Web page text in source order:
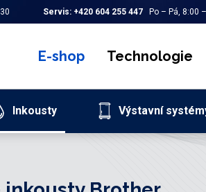
Servis: +420 604 255 447 Po – Pá, 8:00
E-shop Technologie
Inkousty Výstavní